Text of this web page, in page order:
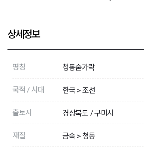
상세정보
명칭 청동숟가락
국적 / 시대 한국 > 조선
출토지 경상북도 / 구미시
재질 금속 > 청동